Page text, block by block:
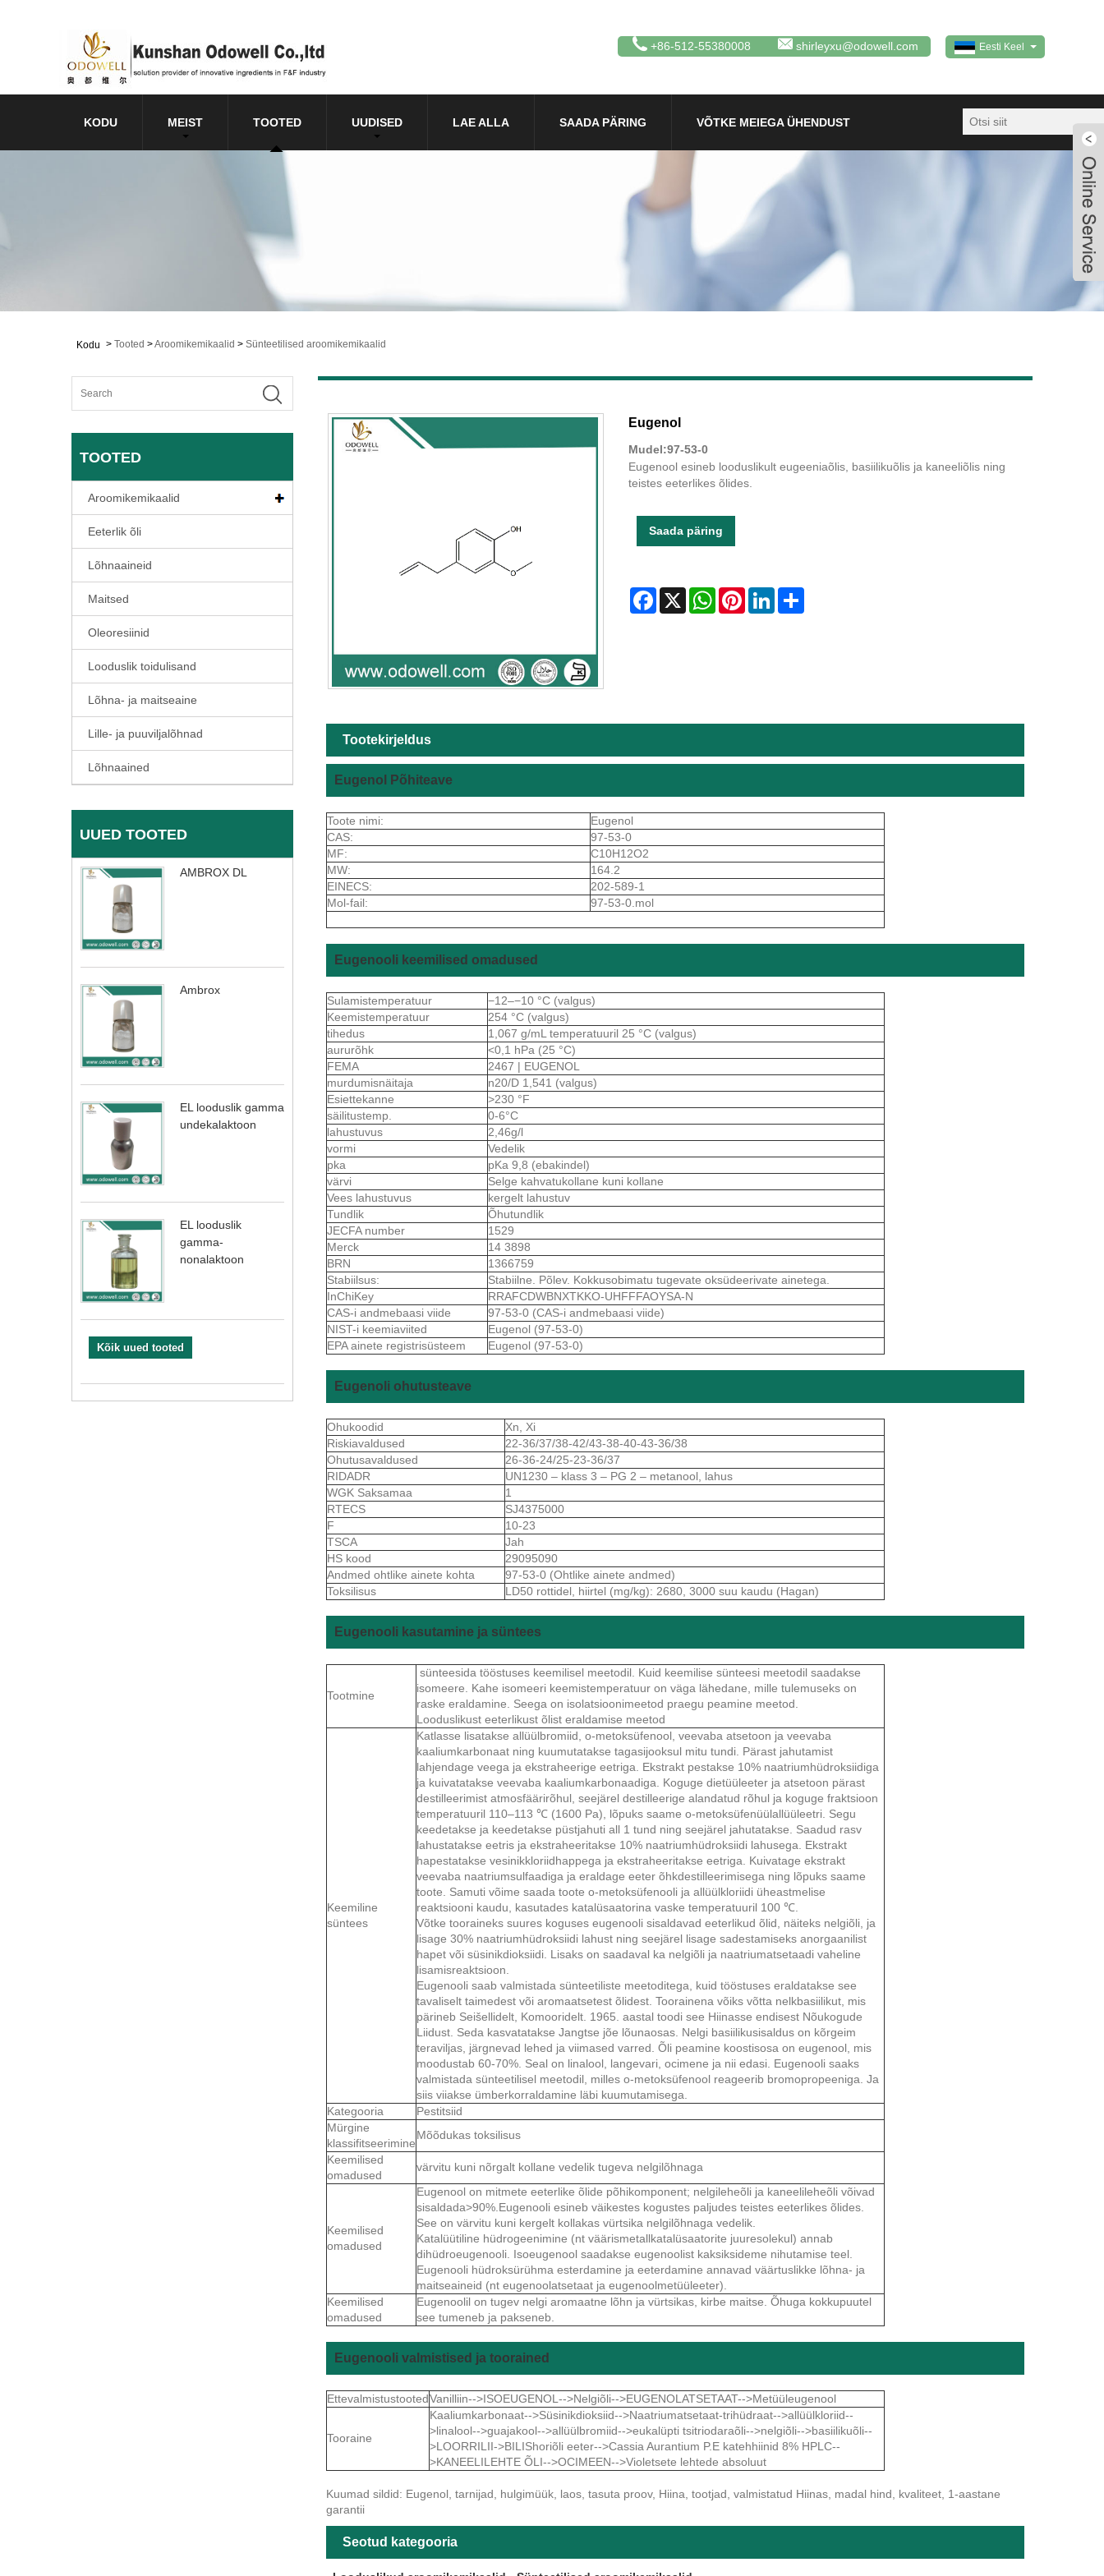
Eesti Keel
+86-512-55380008 shirleyxu@odowell.com
KODU MEIST TOOTED UUDISED LAE ALLA SAADA PÄRING VÕTKE MEIEGA ÜHENDUST
Kodu > Tooted >Aroomikemikaalid > Sünteetilised aroomikemikaalid
TOOTED
Aroomikemikaalid
Eeterlik õli
Lõhnaaineid
Maitsed
Oleoresiinid
Looduslik toidulisand
Lõhna- ja maitseaine
Lille- ja puuviljalõhnad
Lõhnaained
UUED TOOTED
AMBROX DL
Ambrox
EL looduslik gamma
undekalaktoon
EL looduslik
gamma-
nonalaktoon
Kõik uued tooted
Eugenol
Mudel:97-53-0
Eugenool esineb looduslikult eugeeniaõlis, basiilikuõlis ja kaneeliõlis ning
teistes eeterlikes õlides.
Saada päring
Facebook
X WhatsAppPinterestLinkedInShare
Tootekirjeldus
Eugenol Põhiteave
Toote nimi:
Eugenol
CAS:
97-53-0
MF:
C10H12O2
MW:
164.2
EINECS:
202-589-1
Mol-fail:
97-53-0.mol
Eugenooli keemilised omadused
Sulamistemperatuur
−12–−10 °C (valgus)
Keemistemperatuur
254 °C (valgus)
tihedus
1,067 g/mL temperatuuril 25 °C (valgus)
aururõhk
<0,1 hPa (25 °C)
FEMA
2467 | EUGENOL
murdumisnäitaja
n20/D 1,541 (valgus)
Esiettekanne
>230 °F
säilitustemp.
0-6°C
lahustuvus
2,46g/l
vormi
Vedelik
pka
pKa 9,8 (ebakindel)
värvi
Selge kahvatukollane kuni kollane
Vees lahustuvus
kergelt lahustuv
Tundlik
Õhutundlik
JECFA number
1529
Merck
14 3898
BRN
1366759
Stabiilsus:
Stabiilne. Põlev. Kokkusobimatu tugevate oksüdeerivate ainetega.
InChiKey
RRAFCDWBNXTKKO-UHFFFAOYSA-N
CAS-i andmebaasi viide
97-53-0 (CAS-i andmebaasi viide)
NIST-i keemiaviited
Eugenol (97-53-0)
EPA ainete registrisüsteem
Eugenol (97-53-0)
Eugenoli ohutusteave
Ohukoodid
Xn, Xi
Riskiavaldused
22-36/37/38-42/43-38-40-43-36/38
Ohutusavaldused
26-36-24/25-23-36/37
RIDADR
UN1230 – klass 3 – PG 2 – metanool, lahus
WGK Saksamaa
1
RTECS
SJ4375000
F
10-23
TSCA
Jah
HS kood
29095090
Andmed ohtlike ainete kohta
97-53-0 (Ohtlike ainete andmed)
Toksilisus
LD50 rottidel, hiirtel (mg/kg): 2680, 3000 suu kaudu (Hagan)
Eugenooli kasutamine ja süntees
Tootmine
sünteesida tööstuses keemilisel meetodil. Kuid keemilise sünteesi meetodil saadakse
isomeere. Kahe isomeeri keemistemperatuur on väga lähedane, mille tulemuseks on
raske eraldamine. Seega on isolatsioonimeetod praegu peamine meetod.
Looduslikust eeterlikust õlist eraldamise meetod
Keemiline
süntees
Katlasse lisatakse allüülbromiid, o-metoksüfenool, veevaba atsetoon ja veevaba
kaaliumkarbonaat ning kuumutatakse tagasijooksul mitu tundi. Pärast jahutamist
lahjendage veega ja ekstraheerige eetriga. Ekstrakt pestakse 10% naatriumhüdroksiidiga
ja kuivatatakse veevaba kaaliumkarbonaadiga. Koguge dietüüleeter ja atsetoon pärast
destilleerimist atmosfäärirõhul, seejärel destilleerige alandatud rõhul ja koguge fraktsioon
temperatuuril 110–113 ℃ (1600 Pa), lõpuks saame o-metoksüfenüülallüüleetri. Segu
keedetakse ja keedetakse püstjahuti all 1 tund ning seejärel jahutatakse. Saadud rasv
lahustatakse eetris ja ekstraheeritakse 10% naatriumhüdroksiidi lahusega. Ekstrakt
hapestatakse vesinikkloriidhappega ja ekstraheeritakse eetriga. Kuivatage ekstrakt
veevaba naatriumsulfaadiga ja eraldage eeter õhkdestilleerimisega ning lõpuks saame
toote. Samuti võime saada toote o-metoksüfenooli ja allüülkloriidi üheastmelise
reaktsiooni kaudu, kasutades katalüsaatorina vaske temperatuuril 100 ℃.
Võtke tooraineks suures koguses eugenooli sisaldavad eeterlikud õlid, näiteks nelgiõli, ja
lisage 30% naatriumhüdroksiidi lahust ning seejärel lisage sadestamiseks anorgaanilist
hapet või süsinikdioksiidi. Lisaks on saadaval ka nelgiõli ja naatriumatsetaadi vaheline
lisamisreaktsioon.
Eugenooli saab valmistada sünteetiliste meetoditega, kuid tööstuses eraldatakse see
tavaliselt taimedest või aromaatsetest õlidest. Toorainena võiks võtta nelkbasiilikut, mis
pärineb Seišellidelt, Komooridelt. 1965. aastal toodi see Hiinasse endisest Nõukogude
Liidust. Seda kasvatatakse Jangtse jõe lõunaosas. Nelgi basiilikusisaldus on kõrgeim
teraviljas, järgnevad lehed ja viimased varred. Õli peamine koostisosa on eugenool, mis
moodustab 60-70%. Seal on linalool, langevari, ocimene ja nii edasi. Eugenooli saaks
valmistada sünteetilisel meetodil, milles o-metoksüfenool reageerib bromopropeeniga. Ja
siis viiakse ümberkorraldamine läbi kuumutamisega.
Kategooria
Pestitsiid
Mürgine
klassifitseerimine
Mõõdukas toksilisus
Keemilised
omadused
värvitu kuni nõrgalt kollane vedelik tugeva nelgilõhnaga
Keemilised
omadused
Eugenool on mitmete eeterlike õlide põhikomponent; nelgileheõli ja kaneelileheõli võivad
sisaldada>90%.Eugenooli esineb väikestes kogustes paljudes teistes eeterlikes õlides.
See on värvitu kuni kergelt kollakas vürtsika nelgilõhnaga vedelik.
Katalüütiline hüdrogeenimine (nt väärismetallkatalüsaatorite juuresolekul) annab
dihüdroeugenooli. Isoeugenool saadakse eugenoolist kaksiksideme nihutamise teel.
Eugenooli hüdroksürühma esterdamine ja eeterdamine annavad väärtuslikke lõhna- ja
maitseaineid (nt eugenoolatsetaat ja eugenoolmetüüleeter).
Keemilised
omadused
Eugenoolil on tugev nelgi aromaatne lõhn ja vürtsikas, kirbe maitse. Õhuga kokkupuutel
see tumeneb ja pakseneb.
Eugenooli valmistised ja toorained
EttevalmistustootedVanilliin-->ISOEUGENOL-->Nelgiõli-->EUGENOLATSETAAT-->Metüüleugenool
Tooraine
Kaaliumkarbonaat-->Süsinikdioksiid-->Naatriumatsetaat-trihüdraat-->allüülkloriid--
>linalool-->guajakool-->allüülbromiid-->eukalüpti tsitriodaraõli-->nelgiõli-->basiilikuõli--
>LOORRILII->BILIShoriõli eeter-->Cassia Aurantium P.E katehhiinid 8% HPLC--
>KANEELILEHTE ÕLI-->OCIMEEN-->Violetsete lehtede absoluut
Kuumad sildid: Eugenol, tarnijad, hulgimüük, laos, tasuta proov, Hiina, tootjad, valmistatud Hiinas, madal hind, kvaliteet, 1-aastane
garantii
Seotud kategooria